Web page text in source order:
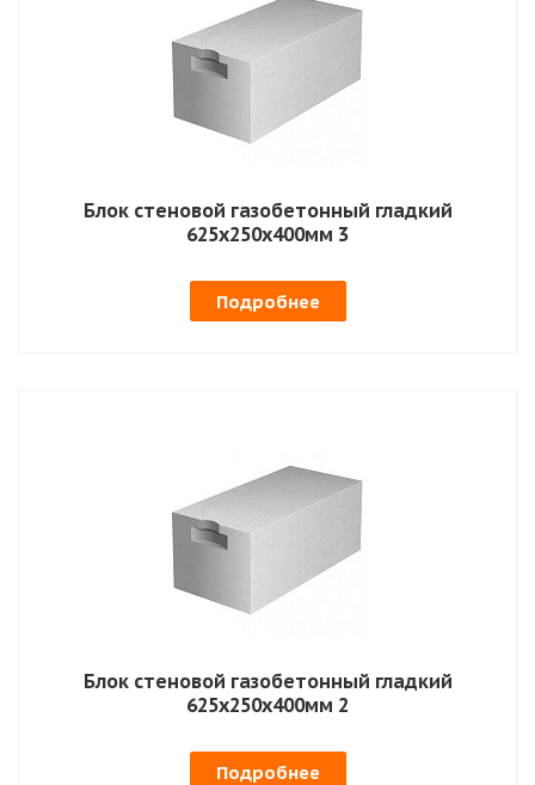
Блок стеновой газобетонный гладкий
625х250х400мм 3
Подробнее
Блок стеновой газобетонный гладкий
625х250х400мм 2
Подробнее